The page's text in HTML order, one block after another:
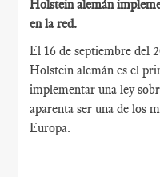
Holstein alemán
en la red.
El 16 de septiembre del
Holstein alemán es el
implementar una ley
aparenta ser una de los
Europa.